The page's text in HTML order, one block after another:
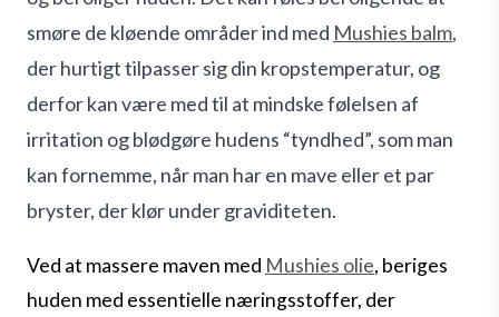
smøre de kløende områder ind med Mushies balm,
der hurtigt tilpasser sig din kropstemperatur, og
derfor kan være med til at mindske følelsen af
irritation og blødgøre hudens “tyndhed”, som man
kan fornemme, når man har en mave eller et par
bryster, der klør under graviditeten.
Ved at massere maven med Mushies olie, beriges
huden med essentielle næringsstoffer, der